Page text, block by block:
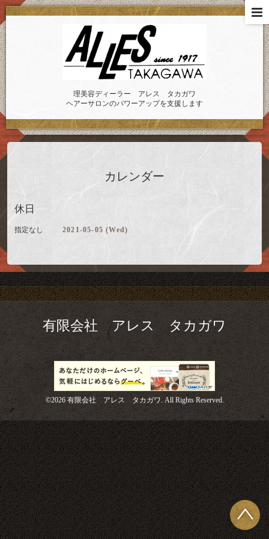
理美容ディーラー アレス タカガワ
ヘアーサロンのパワーアップを支援します
カレンダー
休日
指定なし 2021-05-05 (Wed)
有限会社 アレス タカガワ
©2026 有限会社 アレス タカガワ. All Rights Reserved.